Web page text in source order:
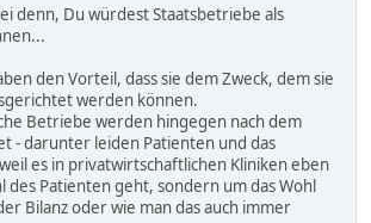
denn, Du würdest Staatsbetriebe als
den Vorteil, dass sie dem Zweck, dem sie
werden können.
Betriebe werden hingegen nach dem
- darunter leiden Patienten und das
es in privatwirtschaftlichen Kliniken eben
des Patienten geht, sondern um das Wohl
Bilanz oder wie man das auch immer